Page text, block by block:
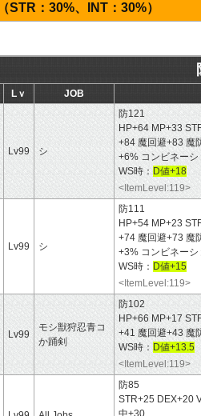
STR：30%、INT：30%）
Lｖ JOB
Lv99 シ
防121
HP+64 MP+33
+84 魔回避+83 魔
+6% コンビネー
WS時： D値+18
<ItemLevel:119>
Lv99 シ
防111
HP+54 MP+23
+74 魔回避+73 魔
+3% コンビネー
WS時： D値+15
<ItemLevel:119>
Lv99
モシ獣狩忍青コ
か踊剣
防102
HP+66 MP+17
+41 魔回避+43 魔
WS時： D値+13.5
<ItemLevel:119>
防85
STR+25 DEX+20